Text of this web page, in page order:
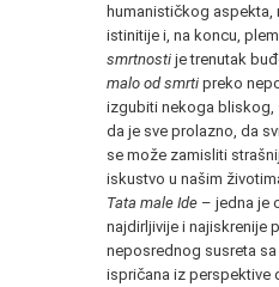
humanističkog aspekta,
istinitije i, na koncu,
smrtnosti je trenutak
malo od smrti preko
izgubiti nekoga bliskog,
da je sve prolazno, da
se može zamisliti
iskustvo u našim
Tata male Ide – jedna je
najdirljivije i najiskrenije
neposrednog susreta sa
ispričana iz perspektive